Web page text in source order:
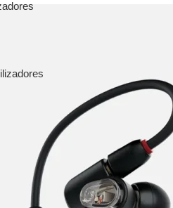
Focusrite
Clarett+
Red
RedNet
ISA
Avantone Pro